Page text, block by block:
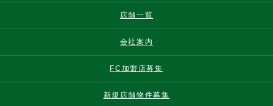
店舗一覧
会社案内
FC加盟店募集
新規店舗物件募集